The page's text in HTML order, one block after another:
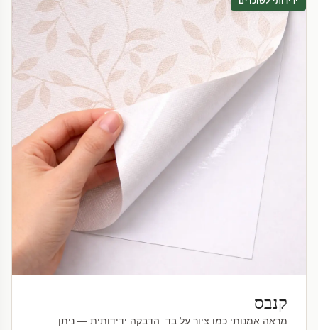
קנבס
מראה אמנותי כמו ציור על בד. הדבקה ידידותית — ניתן